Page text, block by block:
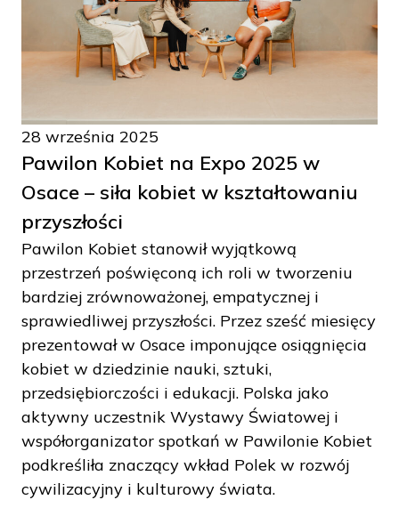
28 września 2025
Pawilon Kobiet na Expo 2025 w
Osace – siła kobiet w kształtowaniu
przyszłości
Pawilon Kobiet stanowił wyjątkową
przestrzeń poświęconą ich roli w tworzeniu
bardziej zrównoważonej, empatycznej i
sprawiedliwej przyszłości. Przez sześć miesięcy
prezentował w Osace imponujące osiągnięcia
kobiet w dziedzinie nauki, sztuki,
przedsiębiorczości i edukacji. Polska jako
aktywny uczestnik Wystawy Światowej i
współorganizator spotkań w Pawilonie Kobiet
podkreśliła znaczący wkład Polek w rozwój
cywilizacyjny i kulturowy świata.